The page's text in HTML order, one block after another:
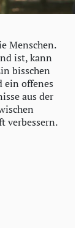
Menschen.
ist, kann
bisschen
ein offenes
aus der
verbessern.